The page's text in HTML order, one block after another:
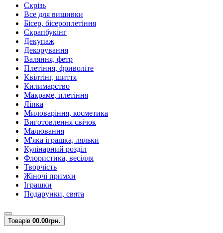
Скрізь
Все для вишивки
Бісер, бісероплетіння
Скрапбукінг
Декупаж
Декорування
Валяння, фетр
Плетіння, фриволіте
Квілтінг, шиття
Килимарство
Макраме, плетіння
Ліпка
Миловаріння, косметика
Виготовлення свічок
Малювання
М'яка іграшка, ляльки
Кулінарний розділ
Флористика, весілля
Творчість
Жіночі примхи
Іграшки
Подарунки, свята
Товарів 00.00грн.